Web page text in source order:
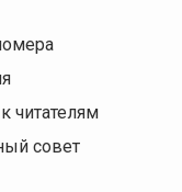
читателям
совет